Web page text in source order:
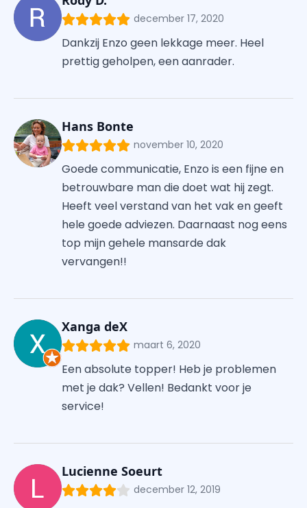
december 17, 2020
Dankzij Enzo geen lekkage meer. Heel
prettig geholpen, een aanrader.
Hans Bonte
november 10, 2020
Goede communicatie, Enzo is een fijne en
betrouwbare man die doet wat hij zegt.
Heeft veel verstand van het vak en geeft
hele goede adviezen. Daarnaast nog eens
top mijn gehele mansarde dak
vervangen!!
Xanga deX
maart 6, 2020
Een absolute topper! Heb je problemen
met je dak? Vellen! Bedankt voor je
service!
Lucienne Soeurt
december 12, 2019